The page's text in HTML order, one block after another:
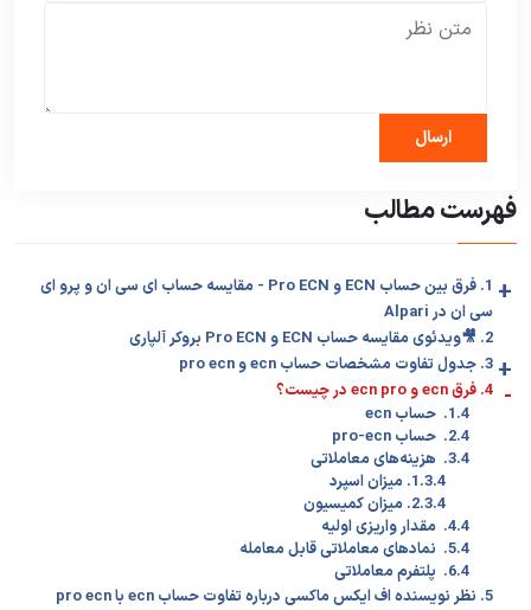
فهرست مطالب
1. فرق بین حساب ECN و Pro ECN - مقایسه حساب ای سی ان و پرو ای
سی ان در Alpari
+
2. 🎥ویدئوی مقایسه حساب ECN و Pro ECN بروکر آلپاری
3. جدول تفاوت مشخصات حساب ecn و pro ecn +
4. فرق ecn و ecn pro در چیست؟ -
1.4. حساب ecn
2.4. حساب pro-ecn
3.4. هزینه‌های معاملاتی
1.3.4. میزان اسپرد
2.3.4. میزان کمیسیون
4.4. مقدار واریزی اولیه
5.4. نمادهای معاملاتی قابل معامله
6.4. پلتفرم معاملاتی
5. نظر نویسنده اف ایکس ماکسی درباره تفاوت حساب ecn با pro ecn